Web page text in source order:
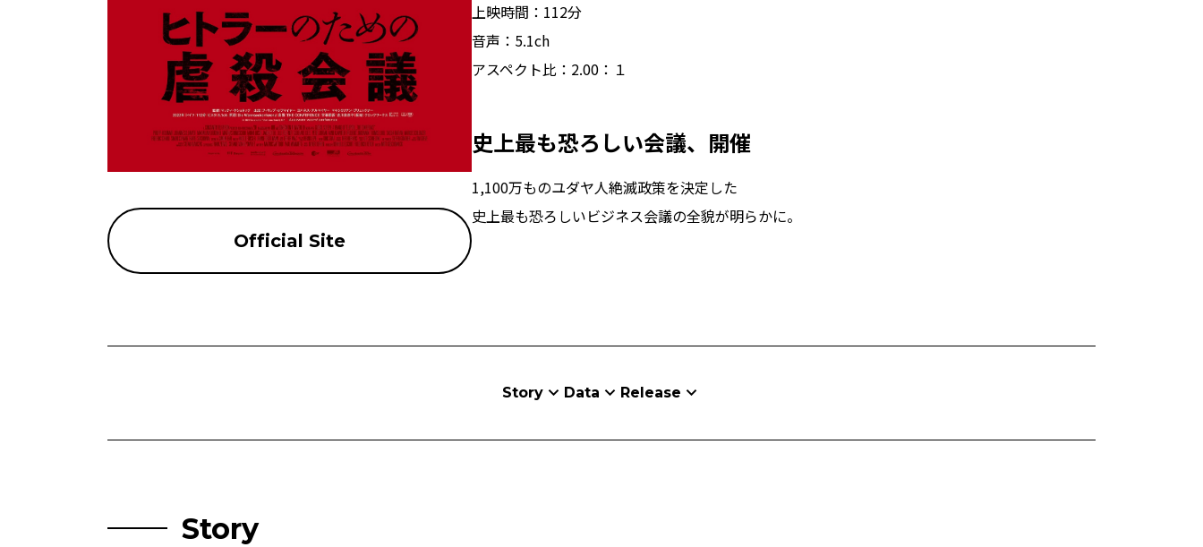
Official Site
上映時間： 112分
音声： 5.1ch
アスペクト比： 2.00：１
史上最も恐ろしい会議、開催
1,100万ものユダヤ人絶滅政策を決定した
史上最も恐ろしいビジネス会議の全貌が明らかに。
Story Data Release
Story